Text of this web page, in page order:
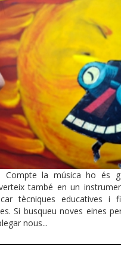
Compte la música ho és
també en un
tècniques educatives i
Si busqueu noves eines
nous...